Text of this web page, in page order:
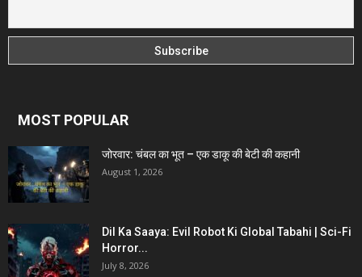
MOST POPULAR
जोरवार: चंबल का भूत – एक डाकू की बेटी की कहानी
August 1, 2026
Dil Ka Saaya: Evil Robot Ki Global Tabahi | Sci-Fi
Horror...
July 8, 2026